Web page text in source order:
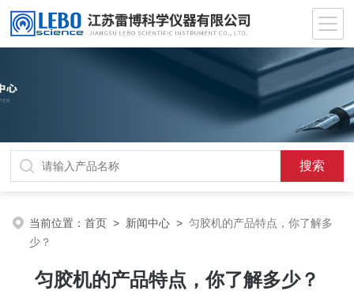
当前位置：首页 > 新闻中心 >匀胶机的产品特点，你了解多
少？
匀胶机的产品特点，你了解多少？